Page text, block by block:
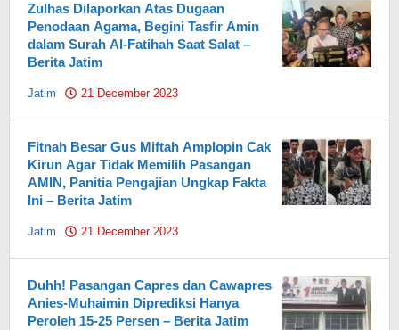
Zulhas Dilaporkan Atas Dugaan
Penodaan Agama, Begini Tasfir Amin
dalam Surah Al-Fatihah Saat Salat –
Berita Jatim
Jatim 21 December 2023
Fitnah Besar Gus Miftah Amplopin Cak
Kirun Agar Tidak Memilih Pasangan
AMIN, Panitia Pengajian Ungkap Fakta
Ini – Berita Jatim
Jatim 21 December 2023
Duhh! Pasangan Capres dan Cawapres
Anies-Muhaimin Diprediksi Hanya
Peroleh 15-25 Persen – Berita Jatim